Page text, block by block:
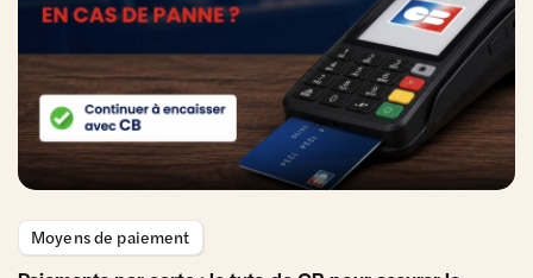
Moyens de paiement